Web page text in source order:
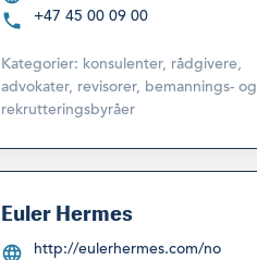
+47 45 00 09 00
Kategorier: konsulenter, rådgivere,
advokater, revisorer, bemannings- og
rekrutteringsbyråer
Euler Hermes
http://eulerhermes.com/no